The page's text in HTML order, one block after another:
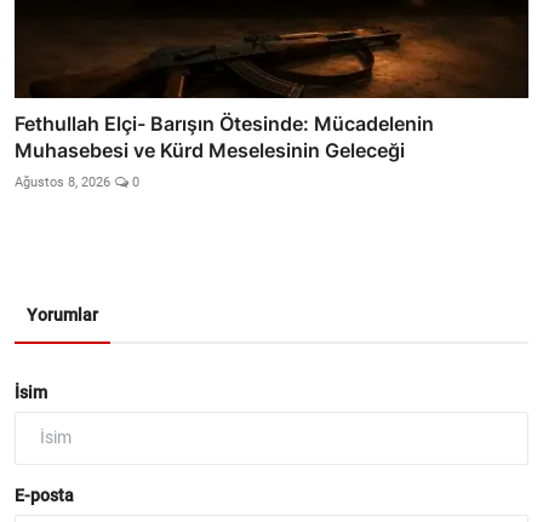
Fethullah Elçi- Barışın Ötesinde: Mücadelenin
Muhasebesi ve Kürd Meselesinin Geleceği
Ağustos 8, 2026 0
Yorumlar
İsim
E-posta